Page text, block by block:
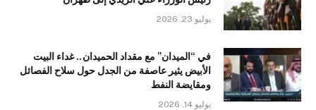
يوليو 23, 2026
في “الميدان” مع مقداد الحميدان.. غداء البيت
الأبيض يثير عاصفة من الجدل حول سلاح الفصائل
ومقايضة النفط
يوليو 14, 2026